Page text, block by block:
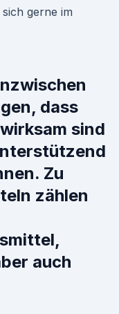
gerne im
dass
sind
Zu
zählen
auch